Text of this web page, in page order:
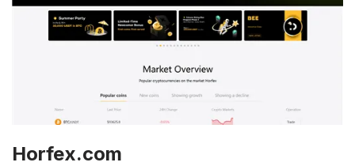
Horfex.com